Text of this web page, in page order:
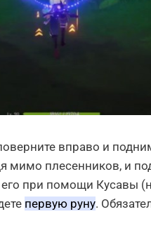
вправо и
мимо плесенников, и
при помощи Кусавы
первую руну.